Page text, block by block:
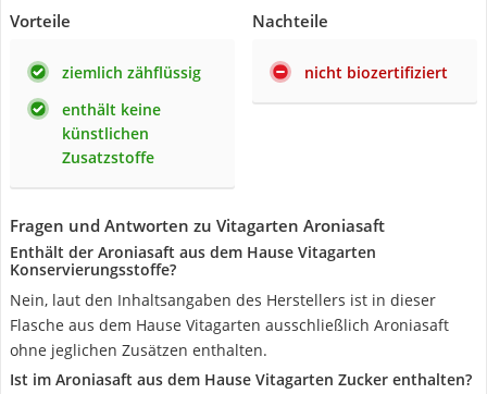
Vorteile
ziemlich zähflüssig
enthält keine
künstlichen
Zusatzstoffe
Nachteile
nicht biozertifiziert
Fragen und Antworten zu Vitagarten Aroniasaft
Enthält der Aroniasaft aus dem Hause Vitagarten
Konservierungsstoffe?
Nein, laut den Inhaltsangaben des Herstellers ist in dieser
Flasche aus dem Hause Vitagarten ausschließlich Aroniasaft
ohne jeglichen Zusätzen enthalten.
Ist im Aroniasaft aus dem Hause Vitagarten Zucker enthalten?